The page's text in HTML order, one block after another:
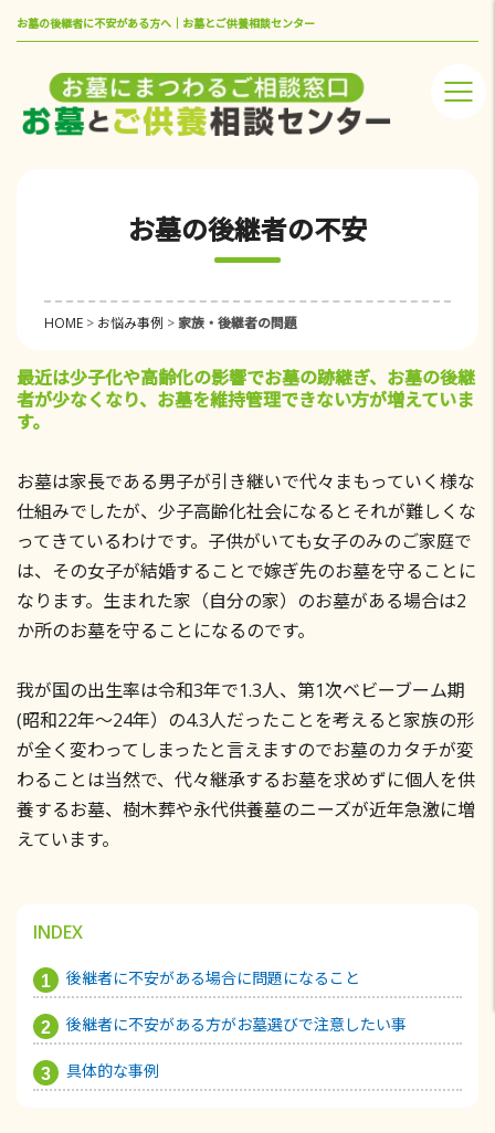
お墓の後継者に不安がある方へ｜お墓とご供養相談センター
お墓の後継者の不安
HOME > お悩み事例 >家族・後継者の問題
最近は少子化や高齢化の影響でお墓の跡継ぎ、お墓の後継
者が少なくなり、 お墓を維持管理できない方が増えていま
す。
お墓は家長である男子が引き継いで代々まもっていく様な
仕組みでしたが、少子高齢化社会になるとそれが難しくな
ってきているわけです。子供がいても女子のみのご家庭で
は、その女子が結婚することで嫁ぎ先のお墓を守ることに
なります。生まれた家（自分の家）のお墓がある場合は2
か所のお墓を守ることになるのです。
我が国の出生率は令和3年で1.3人、第1次ベビーブーム期
(昭和22年～24年）の4.3人だったことを考えると家族の形
が全く変わってしまったと言えますのでお墓のカタチが変
わることは当然で、代々継承するお墓を求めずに個人を供
養するお墓、樹木葬や永代供養墓のニーズが近年急激に増
えています。
INDEX
後継者に不安がある場合に問題になること
後継者に不安がある方がお墓選びで注意したい事
具体的な事例